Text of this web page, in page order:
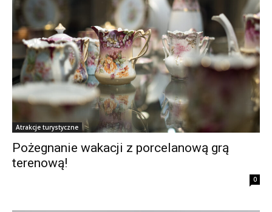
Atrakcje turystyczne
Pożegnanie wakacji z porcelanową grą
terenową!
0